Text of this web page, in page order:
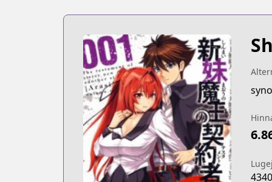
4340